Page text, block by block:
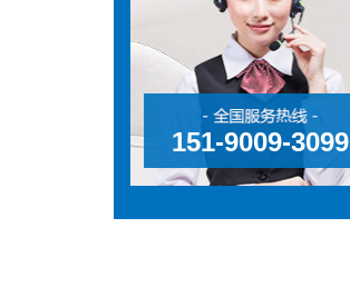
151-9009-3099